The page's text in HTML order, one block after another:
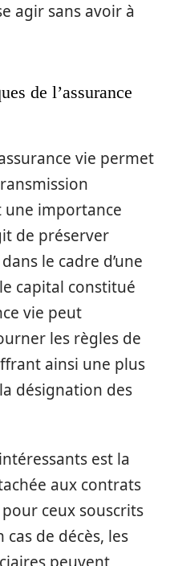
agir sans avoir à
de l’assurance
vie permet
une importance
de préserver
le cadre d’une
capital constitué
vie peut
les règles de
ainsi une plus
désignation des
est la
aux contrats
ceux souscrits
cas de décès, les